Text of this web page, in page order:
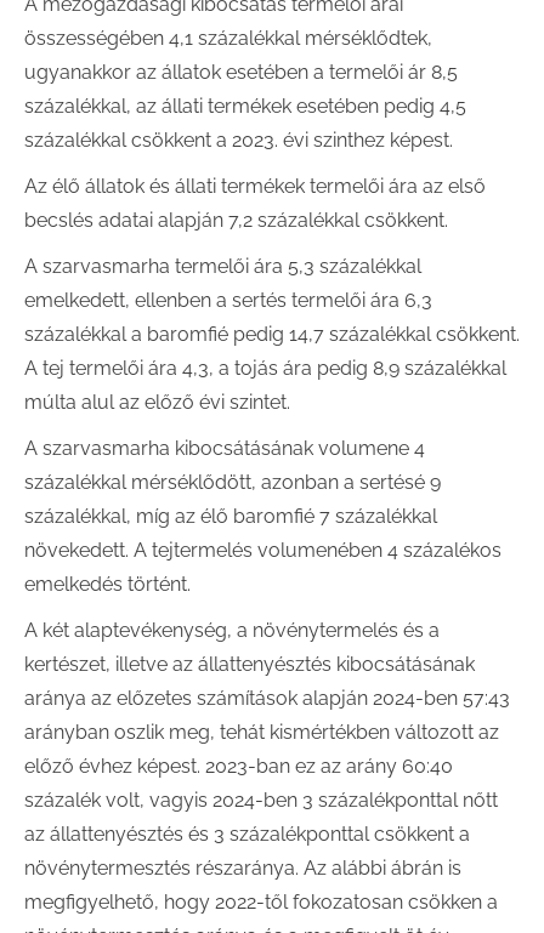
összességében 4,1 százalékkal mérséklődtek,
ugyanakkor az állatok esetében a termelői ár 8,5
százalékkal, az állati termékek esetében pedig 4,5
százalékkal csökkent a 2023. évi szinthez képest.
Az élő állatok és állati termékek termelői ára az első
becslés adatai alapján 7,2 százalékkal csökkent.
A szarvasmarha termelői ára 5,3 százalékkal
emelkedett, ellenben a sertés termelői ára 6,3
százalékkal a baromfié pedig 14,7 százalékkal csökkent.
A tej termelői ára 4,3, a tojás ára pedig 8,9 százalékkal
múlta alul az előző évi szintet.
A szarvasmarha kibocsátásának volumene 4
százalékkal mérséklődött, azonban a sertésé 9
százalékkal, míg az élő baromfié 7 százalékkal
növekedett. A tejtermelés volumenében 4 százalékos
emelkedés történt.
A két alaptevékenység, a növénytermelés és a
kertészet, illetve az állattenyésztés kibocsátásának
aránya az előzetes számítások alapján 2024-ben 57:43
arányban oszlik meg, tehát kismértékben változott az
előző évhez képest. 2023-ban ez az arány 60:40
százalék volt, vagyis 2024-ben 3 százalékponttal nőtt
az állattenyésztés és 3 százalékponttal csökkent a
növénytermesztés részaránya. Az alábbi ábrán is
megfigyelhető, hogy 2022-től fokozatosan csökken a